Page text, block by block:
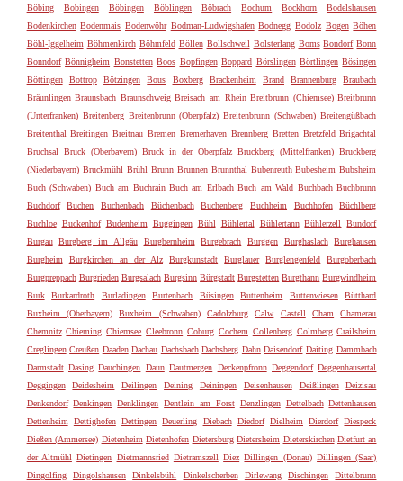
Böbing
Bobingen Böbingen Böblingen Böbrach Bochum Bockhorn
Bodelshausen
Bodenkirchen Bodenmais Bodenwöhr Bodman-Ludwigshafen Bodnegg Bodolz Bogen Böhen
Böhl-Iggelheim Böhmenkirch Böhmfeld Böllen Bollschweil Bolsterlang Boms Bondorf Bonn
Bonndorf Bönnigheim Bonstetten Boos Bopfingen Boppard Börslingen Börtlingen Bösingen
Böttingen
Bottrop Bötzingen Bous Boxberg Brackenheim Brand Brannenburg
Braubach
Bräunlingen Braunsbach Braunschweig Breisach am Rhein Breitbrunn (Chiemsee) Breitbrunn
(Unterfranken) Breitenberg Breitenbrunn (Oberpfalz) Breitenbrunn (Schwaben) Breitengüßbach
Breitenthal Breitingen Breitnau Bremen Bremerhaven Brennberg Bretten Bretzfeld Brigachtal
Bruchsal
Bruck (Oberbayern) Bruck in der Oberpfalz Bruckberg (Mittelfranken) Bruckberg
(Niederbayern) Bruckmühl Brühl Brunn Brunnen Brunnthal Bubenreuth Bubesheim Bubsheim
Buch (Schwaben) Buch am Buchrain Buch am Erlbach Buch am Wald Buchbach Buchbrunn
Buchdorf
Buchen Buchenbach Büchenbach Buchenberg Buchheim Buchhofen
Büchlberg
Buchloe Buckenhof Budenheim Buggingen Bühl Bühlertal Bühlertann Bühlerzell
Bundorf
Burgau
Burgberg im Allgäu Burgbernheim Burgebrach Burggen Burghaslach
Burghausen
Burgheim
Burgkirchen an der Alz Burgkunstadt Burglauer Burglengenfeld
Burgoberbach
Burgpreppach Burgrieden Burgsalach Burgsinn Bürgstadt Burgstetten Burgthann Burgwindheim
Burk
Burkardroth Burladingen Burtenbach Büsingen Buttenheim Buttenwiesen
Bütthard
Buxheim (Oberbayern)
Buxheim (Schwaben) Cadolzburg Calw Castell Cham
Chamerau
Chemnitz Chieming Chiemsee Cleebronn Coburg Cochem Collenberg Colmberg Crailsheim
Creglingen Creußen Daaden Dachau Dachsbach Dachsberg Dahn Daisendorf Daiting Dammbach
Darmstadt Dasing Dauchingen Daun Dautmergen Deckenpfronn Deggendorf Deggenhausertal
Deggingen
Deidesheim Deilingen Deining Deiningen Deisenhausen Deißlingen
Deizisau
Denkendorf Denkingen Denklingen Dentlein am Forst Denzlingen Dettelbach Dettenhausen
Dettenheim
Dettighofen Dettingen Deuerling Diebach Diedorf Dielheim Dierdorf Diespeck
Dießen (Ammersee) Dietenheim Dietenhofen Dietersburg Dietersheim Dieterskirchen Dietfurt an
der Altmühl Dietingen Dietmannsried Dietramszell Diez Dillingen (Donau) Dillingen (Saar)
Dingolfing
Dingolshausen Dinkelsbühl Dinkelscherben Dirlewang Dischingen
Dittelbrunn